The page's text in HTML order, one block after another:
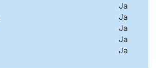
Ja
Ja
Ja
Ja
Ja